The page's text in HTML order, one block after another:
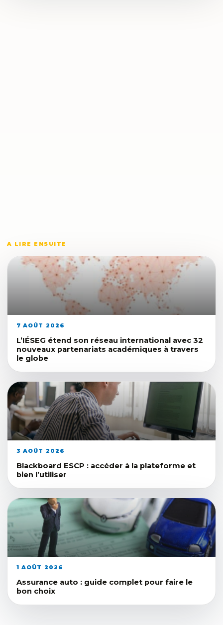
A LIRE ENSUITE
7 AOÛT 2026
L’IÉSEG étend son réseau international avec 32
nouveaux partenariats académiques à travers
le globe
3 AOÛT 2026
Blackboard ESCP : accéder à la plateforme et
bien l’utiliser
1 AOÛT 2026
Assurance auto : guide complet pour faire le
bon choix